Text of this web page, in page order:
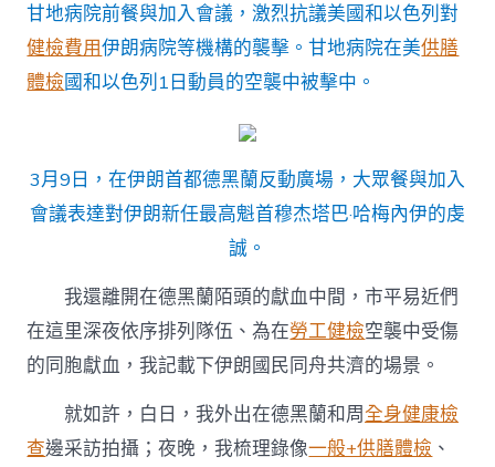
甘地病院前餐與加入會議，激烈抗議美國和以色列對
健檢費用伊朗病院等機構的襲擊。甘地病院在美供膳
體檢國和以色列1日動員的空襲中被擊中。
3月9日，在伊朗首都德黑蘭反動廣場，大眾餐與加入
會議表達對伊朗新任最高魁首穆杰塔巴·哈梅內伊的虔
誠。
我還離開在德黑蘭陌頭的獻血中間，市平易近們
在這里深夜依序排列隊伍、為在勞工健檢空襲中受傷
的同胞獻血，我記載下伊朗國民同舟共濟的場景。
就如許，白日，我外出在德黑蘭和周全身健康檢
查邊采訪拍攝；夜晚，我梳理錄像一般+供膳體檢 、